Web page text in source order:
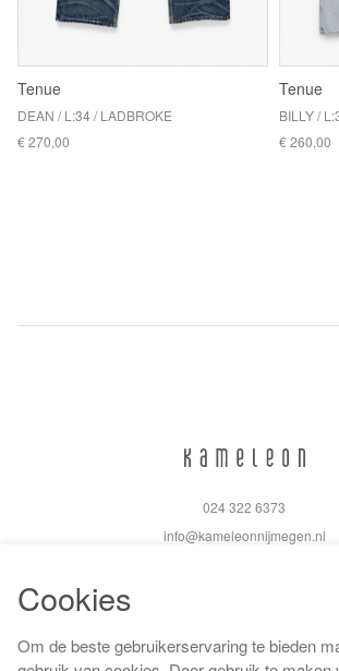
Tenue
DEAN / L:34 / LADBROKE
€ 270,00
Tenue
BILLY /
€ 260,00
024 322 6373
info@kameleonnijmegen.nl
Algemene voorwaarden
Cookies
Om de beste gebruikerservaring te bieden